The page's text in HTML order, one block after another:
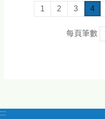
1 2 3 4
每頁筆數
:::